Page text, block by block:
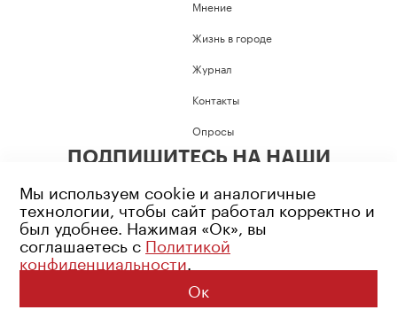
Мнение
Жизнь в городе
Журнал
Контакты
Опросы
ПОДПИШИТЕСЬ НА НАШИ
Возрастное ограничение: 16+
Политика конфиденциальности
© 2026 Все права защищены
Мы используем cookie и аналогичные
технологии, чтобы сайт работал корректно и
был удобнее. Нажимая «Ок», вы
соглашаетесь с Политикой
конфиденциальности.
Ок